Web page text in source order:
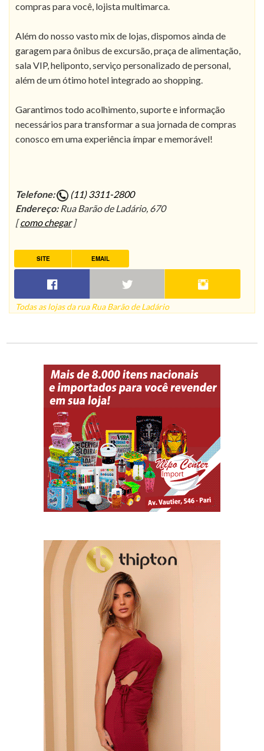
compras para você, lojista multimarca.
Além do nosso vasto mix de lojas, dispomos ainda de
garagem para ônibus de excursão, praça de alimentação,
sala VIP, heliponto, serviço personalizado de personal,
além de um ótimo hotel integrado ao shopping.
Garantimos todo acolhimento, suporte e informação
necessários para transformar a sua jornada de compras
conosco em uma experiência ímpar e memorável!
Telefone:
(11) 3311-2800
Endereço: Rua Barão de Ladário, 670
[como chegar]
SITE EMAIL
Todas as lojas da rua Rua Barão de Ladário